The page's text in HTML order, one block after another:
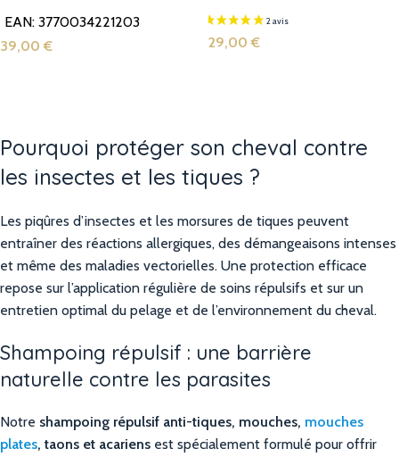
EAN: 3770034221203
39,00€ 29,00€
Pourquoi protéger son cheval contre
les insectes et les tiques ?
Les piqûres d’insectes et les morsures de tiques peuvent
entraîner des réactions allergiques, des démangeaisons intenses
et même des maladies vectorielles. Une protection efficace
repose sur l’application régulière de soins répulsifs et sur un
entretien optimal du pelage et de l’environnement du cheval.
Shampoing répulsif : une barrière
naturelle contre les parasites
Notre shampoing répulsif anti-tiques, mouches, mouches
plates, taons et acariens est spécialement formulé pour offrir